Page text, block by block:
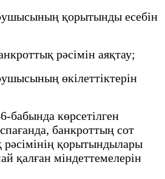
қорытынды есебін
рәсімін аяқтау;
өкілеттіктерін
көрсетілген
банкроттың сот
қорытындылары
қалған міндеттемелерін